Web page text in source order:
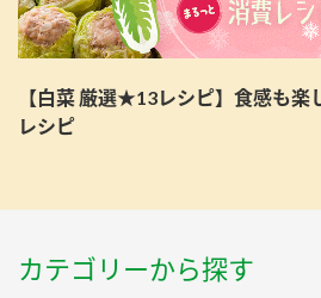
【白菜 厳選★13レシピ】食感も
レシピ
カテゴリーから探す